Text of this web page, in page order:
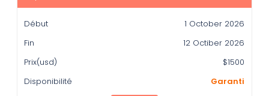
1 October 2026
12 Octiber 2026
$1500
Garanti